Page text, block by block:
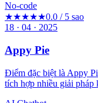
No-code
★★★★★0.0 / 5 sao
18 · 04 · 2025
Appy Pie
Điểm đặc biệt là Appy
tích hợp nhiều giải